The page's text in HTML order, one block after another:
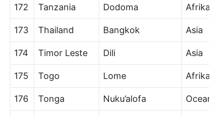
172 Tanzania Dodoma Afrika
173 Thailand Bangkok Asia
174 Timor Leste Dili Asia
175 Togo Lome Afrika
176 Tonga Nuku’alofa Oceania